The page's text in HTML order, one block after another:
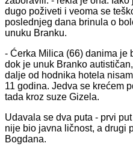
dugo poživeti i veoma se
poslednjeg dana brinula o
unuku Branku.
- Ćerka Milica (66) danima je
dok je unuk Branko
dalje od hodnika hotela
11 godina. Jedva se krećem
tada kroz suze Gizela.
Udavala se dva puta - prvi
nije bio javna ličnost, a drugi
Bogdana.